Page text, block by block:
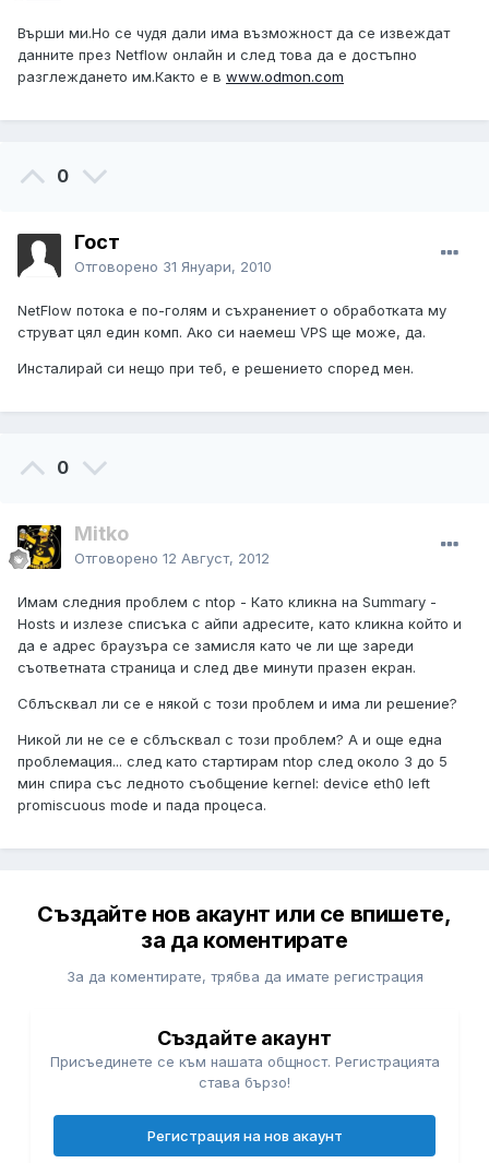
Върши ми.Но се чудя дали има възможност да се извеждат
данните през Netflow онлайн и след това да е достъпно
разглеждането им.Както е в www.odmon.com
0
Гост
Отговорено 31 Януари, 2010
NetFlow потока е по-голям и съхранениет о обработката му
струват цял един комп. Ако си наемеш VPS ще може, да.
Инсталирай си нещо при теб, е решението според мен.
0
Mitko
Отговорено 12 Август, 2012
Имам следния проблем с ntop - Като кликна на Summary -
Hosts и излезе списъка с айпи адресите, като кликна който и
да е адрес браузъра се замисля като че ли ще зареди
съответната страница и след две минути празен екран.
Сблъсквал ли се е някой с този проблем и има ли решение?
Никой ли не се е сблъсквал с този проблем? А и още една
проблемация... след като стартирам ntop след около 3 до 5
мин спира със ледното съобщение kernel: device eth0 left
promiscuous mode и пада процеса.
Създайте нов акаунт или се впишете,
за да коментирате
За да коментирате, трябва да имате регистрация
Създайте акаунт
Присъединете се към нашата общност. Регистрацията
става бързо!
Регистрация на нов акаунт